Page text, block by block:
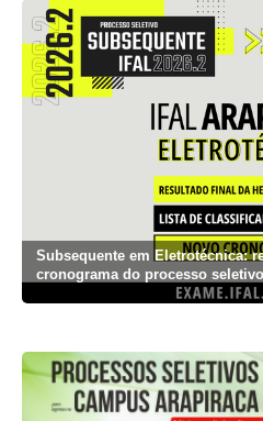
Subsequente em Eletrotécnica:
cronograma do processo